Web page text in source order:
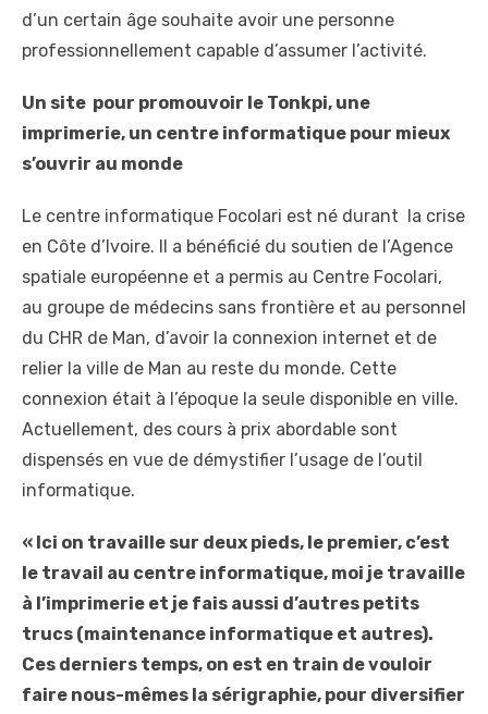
d’un certain âge souhaite avoir une personne
professionnellement capable d’assumer l’activité.
Un site pour promouvoir le Tonkpi, une
imprimerie, un centre informatique pour mieux
s’ouvrir au monde
Le centre informatique Focolari est né durant la crise
en Côte d’Ivoire. Il a bénéficié du soutien de l’Agence
spatiale européenne et a permis au Centre Focolari,
au groupe de médecins sans frontière et au personnel
du CHR de Man, d’avoir la connexion internet et de
relier la ville de Man au reste du monde. Cette
connexion était à l’époque la seule disponible en ville.
Actuellement, des cours à prix abordable sont
dispensés en vue de démystifier l’usage de l’outil
informatique.
« Ici on travaille sur deux pieds, le premier, c’est
le travail au centre informatique, moi je travaille
à l’imprimerie et je fais aussi d’autres petits
trucs (maintenance informatique et autres).
Ces derniers temps, on est en train de vouloir
faire nous-mêmes la sérigraphie, pour diversifier